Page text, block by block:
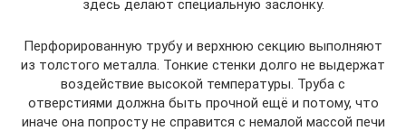
здесь делают специальную заслонку.
Перфорированную трубу и верхнюю секцию выполняют
из толстого металла. Тонкие стенки долго не выдержат
воздействие высокой температуры. Труба с
отверстиями должна быть прочной ещё и потому, что
иначе она попросту не справится с немалой массой печи